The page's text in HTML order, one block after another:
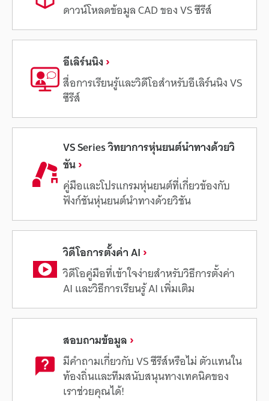
ดาวน์โหลดข้อมูล CAD ของ VS ซีรีส์
อีเลิร์นนิง
สื่อการเรียนรู้และวิดีโอสำหรับอีเลิร์นนิง VS
ซีรีส์
VS Series วิทยาการหุ่นยนต์นำทางด้วยวิ
ชัน
คู่มือและโปรแกรมหุ่นยนต์ที่เกี่ยวข้องกับ
ฟังก์ชันหุ่นยนต์นำทางด้วยวิชัน
วิดีโอการตั้งค่า AI
วิดีโอคู่มือที่เข้าใจง่ายสำหรับวิธีการตั้งค่า
AI และวิธีการเรียนรู้ AI เพิ่มเติม
สอบถามข้อมูล
มีคำถามเกี่ยวกับ VS ซีรีส์หรือไม่ ตัวแทนใน
ท้องถิ่นและทีมสนับสนุนทางเทคนิคของ
เราช่วยคุณได้!